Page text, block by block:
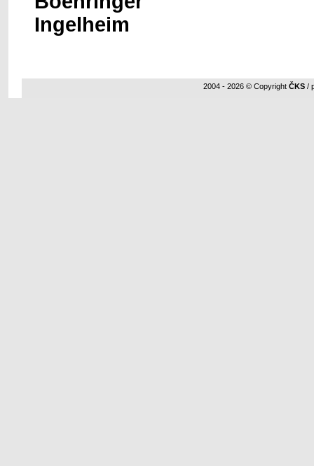
2004 - 2026 © Copyright ČKS /